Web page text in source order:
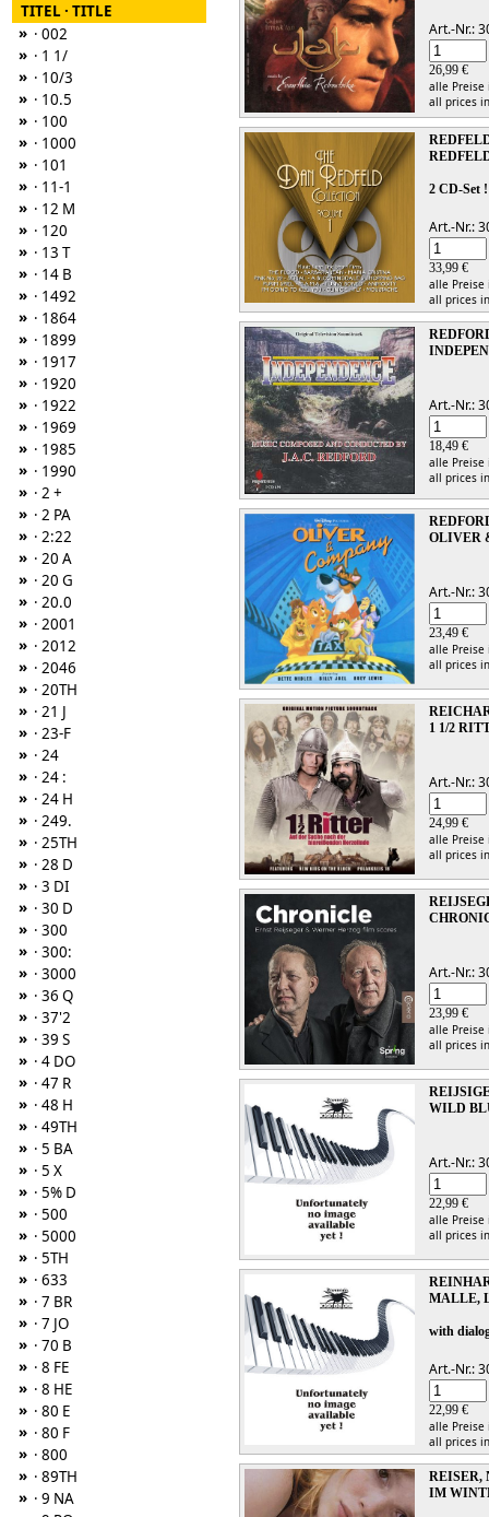
TITEL · TITLE
» · 002
» · 1 1/
» · 10/3
» · 10.5
» · 100
» · 1000
» · 101
» · 11-1
» · 12 M
» · 120
» · 13 T
» · 14 B
» · 1492
» · 1864
» · 1899
» · 1917
» · 1920
» · 1922
» · 1969
» · 1985
» · 1990
» · 2 +
» · 2 PA
» · 2:22
» · 20 A
» · 20 G
» · 20.0
» · 2001
» · 2012
» · 2046
» · 20TH
» · 21 J
» · 23-F
» · 24
» · 24 :
» · 24 H
» · 249.
» · 25TH
» · 28 D
» · 3 DI
» · 30 D
» · 300
» · 300:
» · 3000
» · 36 Q
» · 37'2
» · 39 S
» · 4 DO
» · 47 R
» · 48 H
» · 49TH
» · 5 BA
» · 5 X
» · 5% D
» · 500
» · 5000
» · 5TH
» · 633
» · 7 BR
» · 7 JO
» · 70 B
» · 8 FE
» · 8 HE
» · 80 E
» · 80 F
» · 800
» · 89TH
» · 9 NA
Art.-Nr.:
26,99 €
alle
all prices
2 CD-Set
Art.-Nr.:
33,99 €
alle
all prices
Art.-Nr.:
18,49 €
alle
all prices
OLIVER
Art.-Nr.:
23,49 €
alle
all prices
1 1/2
Art.-Nr.:
24,99 €
alle
all prices
Art.-Nr.:
23,99 €
alle
all prices
WILD
Art.-Nr.:
22,99 €
alle
all prices
MALLE,
with
Art.-Nr.:
22,99 €
alle
all prices
REISER,
IM